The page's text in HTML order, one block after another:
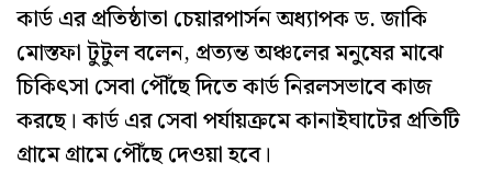
কার্ড এর প্রতিষ্ঠাতা চেয়ারপার্সন অধ্যাপক ড. জাকি
মোস্তফা টুটুল বলেন, প্রত্যন্ত অঞ্চলের মনুষের মাঝে
চিকিৎসা সেবা পৌঁছে দিতে কার্ড নিরলসভাবে কাজ
করছে। কার্ড এর সেবা পর্যায়ক্রমে কানাইঘাটের প্রতিটি
গ্রামে গ্রামে পৌঁছে দেওয়া হবে।